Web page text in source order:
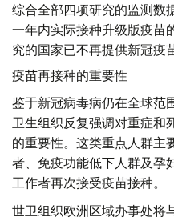
综合全部四项研究的监测数
一年内实际接种升级版疫苗
究的国家已不再提供新冠疫
疫苗再接种的重要性
鉴于新冠病毒病仍在全球范
卫生组织反复强调对重症和
的重要性。这类重点人群主
者、免疫功能低下人群及孕
工作者再次接受疫苗接种。
世卫组织欧洲区域办事处将